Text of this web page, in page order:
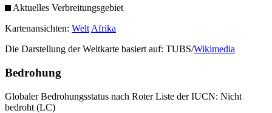
Aktuelles Verbreitungsgebiet
Kartenansichten: WeltAfrika
Die Darstellung der Weltkarte basiert auf: TUBS/Wikimedia
Bedrohung
Globaler Bedrohungsstatus nach Roter Liste der IUCN: Nicht
bedroht (LC)